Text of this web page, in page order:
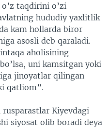
taqdirini o’zi
hududiy yaxlitlik
kam hollarda biror
asosli deb qaraladi.
aholisining
uni kamsitgan yoki
jinoyatlar qilingan
qatliom”.
Kiyevdagi
siyosat olib boradi deya